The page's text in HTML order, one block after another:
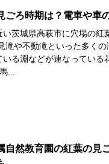
ごろ時期は？電車や車
茨城県高萩市に穴場の紅
滝や不動滝といった多く
る淵などが連なっている
...
自然教育園の紅葉の見